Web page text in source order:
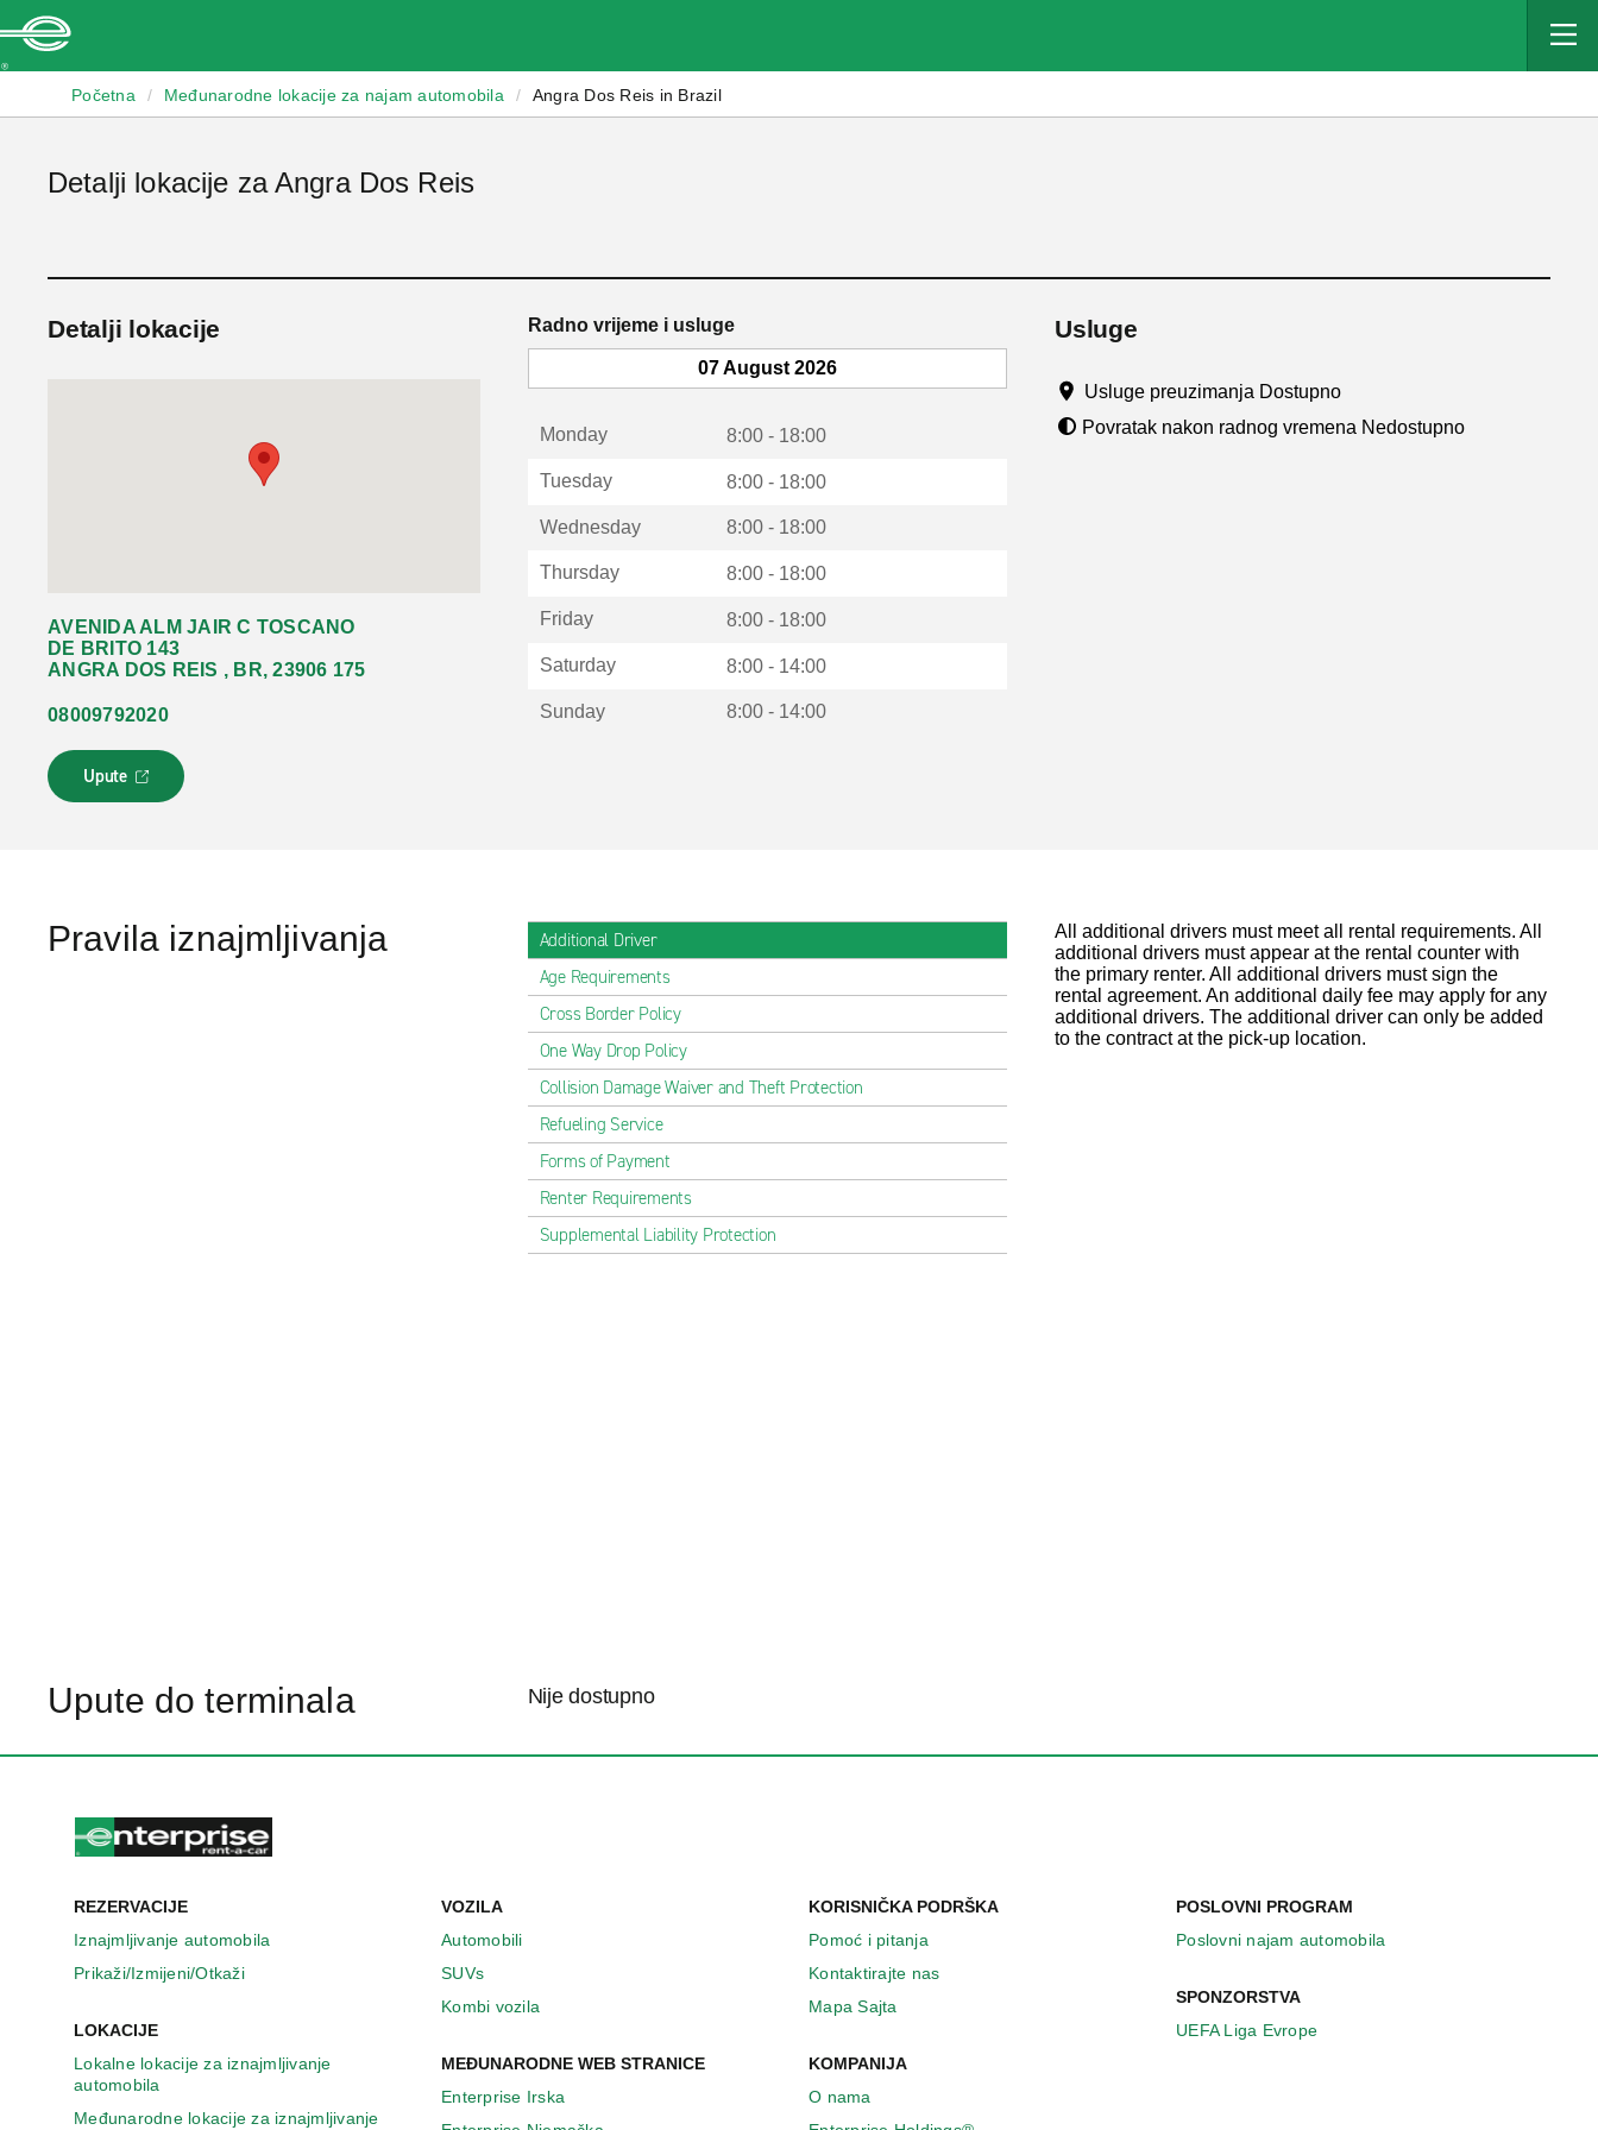
Početna / Međunarodne lokacije za najam automobila / Angra Dos Reis in Brazil
Detalji lokacije za Angra Dos Reis
Detalji lokacije
AVENIDA ALM JAIR C TOSCANO
DE BRITO 143
ANGRA DOS REIS , BR, 23906 175
08009792020
Upute
L
i
t
Radno vrijeme i usluge
07 August 2026
Monday 8:00 - 18:00
Tuesday 8:00 - 18:00
Wednesday 8:00 - 18:00
Thursday 8:00 - 18:00
Friday 8:00 - 18:00
Saturday 8:00 - 14:00
Sunday 8:00 - 14:00
Usluge
Usluge preuzimanja Dostupno
Povratak nakon radnog vremena Nedostupno
Pravila iznajmljivanja
Additional Driver
Age Requirements
Cross Border Policy
One Way Drop Policy
Collision Damage Waiver and Theft Protection
Refueling Service
Forms of Payment
Renter Requirements
Supplemental Liability Protection
All additional drivers must meet all rental requirements. All
additional drivers must appear at the rental counter with
the primary renter. All additional drivers must sign the
rental agreement. An additional daily fee may apply for any
additional drivers. The additional driver can only be added
to the contract at the pick-up location.
Upute do terminala Nije dostupno
REZERVACIJE
Iznajmljivanje automobila
Prikaži/Izmijeni/Otkaži
LOKACIJE
Lokalne lokacije za iznajmljivanje
automobila
Međunarodne lokacije za iznajmljivanje
VOZILA
Automobili
SUVs
Kombi vozila
MEĐUNARODNE WEB STRANICE
Enterprise Irska
KORISNIČKA PODRŠKA
Pomoć i pitanja
Kontaktirajte nas
Mapa Sajta
KOMPANIJA
O nama
POSLOVNI PROGRAM
Poslovni najam automobila
SPONZORSTVA
UEFA Liga Evrope